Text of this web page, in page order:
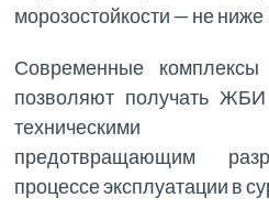
морозостойкости — не ниже
Современные
позволяют получать
техническими
предотвращающим
процессе эксплуатации в